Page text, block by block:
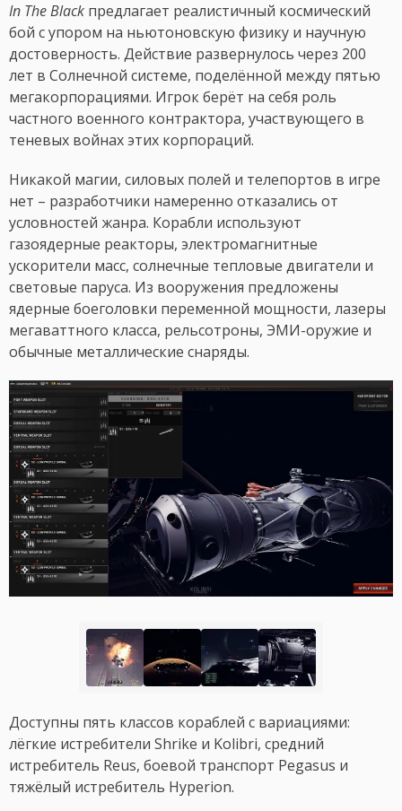
In The Black предлагает реалистичный космический
бой с упором на ньютоновскую физику и научную
достоверность. Действие развернулось через 200
лет в Солнечной системе, поделённой между пятью
мегакорпорациями. Игрок берёт на себя роль
частного военного контрактора, участвующего в
теневых войнах этих корпораций.
Никакой магии, силовых полей и телепортов в игре
нет – разработчики намеренно отказались от
условностей жанра. Корабли используют
газоядерные реакторы, электромагнитные
ускорители масс, солнечные тепловые двигатели и
световые паруса. Из вооружения предложены
ядерные боеголовки переменной мощности, лазеры
мегаваттного класса, рельсотроны, ЭМИ-оружие и
обычные металлические снаряды.
Доступны пять классов кораблей с вариациями:
лёгкие истребители Shrike и Kolibri, средний
истребитель Reus, боевой транспорт Pegasus и
тяжёлый истребитель Hyperion.